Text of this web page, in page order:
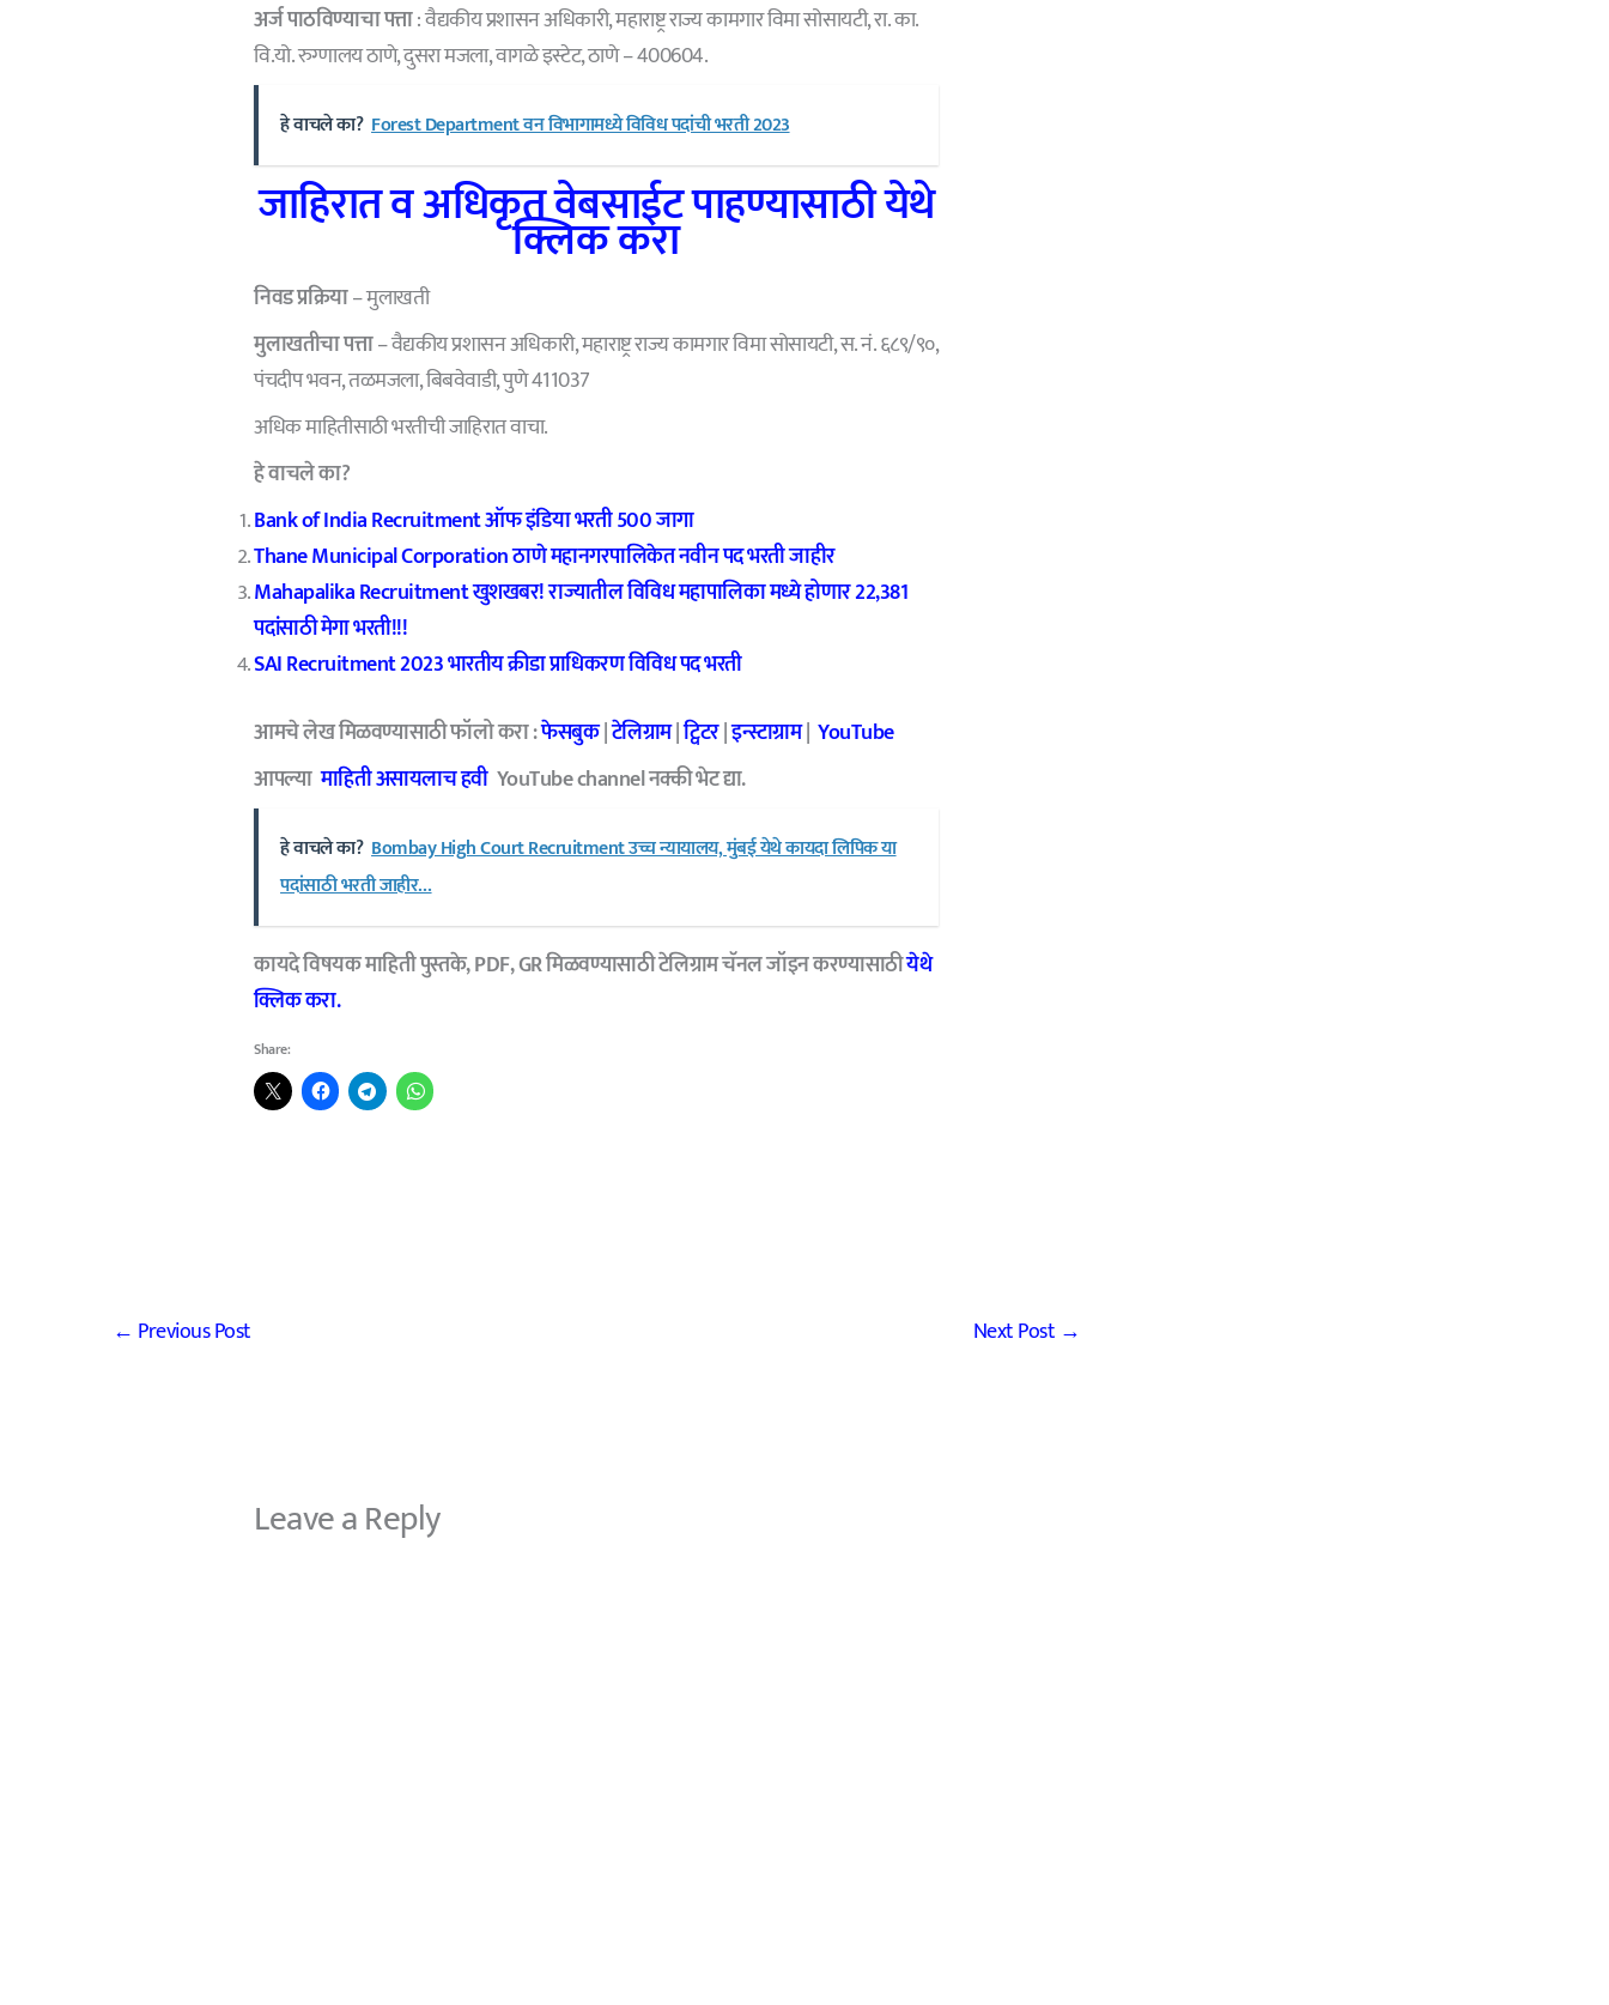
अर्ज पाठविण्याचा पत्ता: वैद्यकीय प्रशासन अधिकारी, महाराष्ट्र राज्य कामगार विमा सोसायटी, रा. का.
वि.यो. रुग्णालय ठाणे, दुसरा मजला, वागळे इस्टेट, ठाणे – 400604.
हे वाचले का? Forest Department वन विभागामध्ये विविध पदांची भरती 2023
जाहिरात व अधिकृत वेबसाईट पाहण्यासाठी येथे
क्लिक करा
निवड प्रक्रिया– मुलाखती
मुलाखतीचा पत्ता– वैद्यकीय प्रशासन अधिकारी, महाराष्ट्र राज्य कामगार विमा सोसायटी, स. नं. ६८९/९०,
पंचदीप भवन, तळमजला, बिबवेवाडी, पुणे 411037
अधिक माहितीसाठी भरतीची जाहिरात वाचा.
हे वाचले का?
Bank of India Recruitment ऑफ इंडिया भरती 500 जागा
Thane Municipal Corporation ठाणे महानगरपालिकेत नवीन पद भरती जाहीर
Mahapalika Recruitment खुशखबर! राज्यातील विविध महापालिका मध्ये होणार 22,381
पदांसाठी मेगा भरती!!!
SAI Recruitment 2023 भारतीय क्रीडा प्राधिकरण विविध पद भरती
आमचे लेख मिळवण्यासाठी फॉलो करा :फेसबुक|टेलिग्राम|ट्विटर|इन्स्टाग्राम|YouTube
आपल्यामाहिती असायलाच हवी YouTube channel नक्की भेट द्या.
हे वाचले का? Bombay High Court Recruitment उच्च न्यायालय, मुंबई येथे कायदा लिपिक या
पदांसाठी भरती जाहीर…
कायदे विषयक माहिती पुस्तके, PDF, GR मिळवण्यासाठी टेलिग्राम चॅनल जॉइन करण्यासाठीयेथे
क्लिक करा.
Share:
← Previous Post Next Post →
Leave a Reply